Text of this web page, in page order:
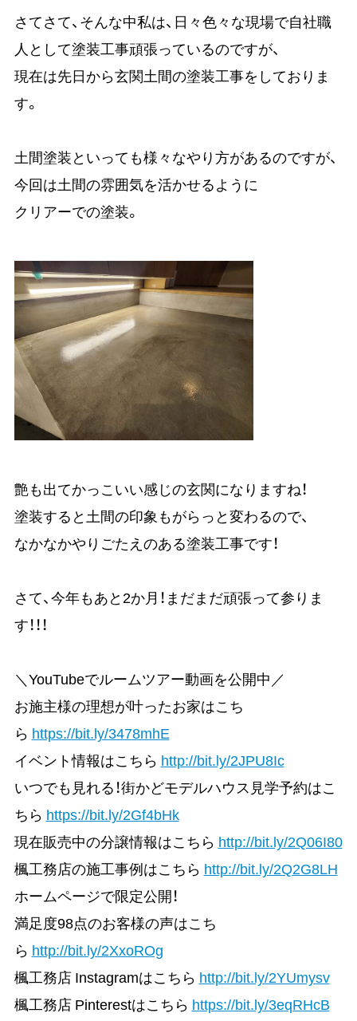
さてさて、そんな中私は、日々色々な現場で自社職
人として塗装工事頑張っているのですが、
現在は先日から玄関土間の塗装工事をしておりま
す。
土間塗装といっても様々なやり方があるのですが、
今回は土間の雰囲気を活かせるように
クリアーでの塗装。
艶も出てかっこいい感じの玄関になりますね！
塗装すると土間の印象もがらっと変わるので、
なかなかやりごたえのある塗装工事です！
さて、今年もあと2か月！まだまだ頑張って参りま
す！！！
＼YouTubeでルームツアー動画を公開中／
お施主様の理想が叶ったお家はこち
ら https://bit.ly/3478mhE
イベント情報はこちら http://bit.ly/2JPU8Ic
いつでも見れる！街かどモデルハウス見学予約はこ
ちら https://bit.ly/2Gf4bHk
現在販売中の分譲情報はこちら http://bit.ly/2Q06I80
楓工務店の施工事例はこちら http://bit.ly/2Q2G8LH
ホームページで限定公開！
満足度98点のお客様の声はこち
ら http://bit.ly/2XxoROg
楓工務店 Instagramはこちら http://bit.ly/2YUmysv
楓工務店 Pinterestはこちら https://bit.ly/3eqRHcB